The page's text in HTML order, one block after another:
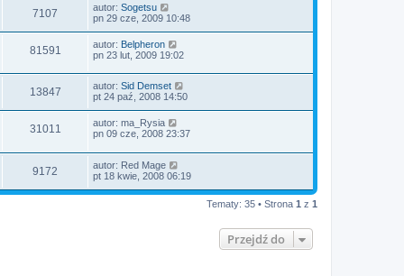
7107 autor: Sogetsu
pn 29 cze, 2009 10:48
81591 autor: Belpheron
pn 23 lut, 2009 19:02
13847 autor: Sid Demset
pt 24 paź, 2008 14:50
31011 autor: ma_Rysia
pn 09 cze, 2008 23:37
9172 autor: Red Mage
pt 18 kwie, 2008 06:19
Tematy: 35 • Strona 1 z 1
Przejdź do